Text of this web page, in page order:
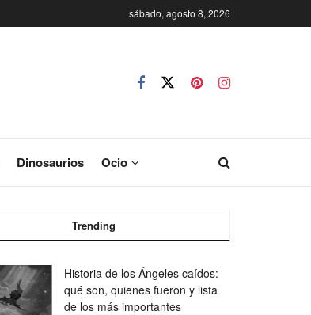
sábado, agosto 8, 2026
Dinosaurios Ocio
Trending
Historia de los Ángeles caídos:
qué son, quienes fueron y lista
de los más importantes